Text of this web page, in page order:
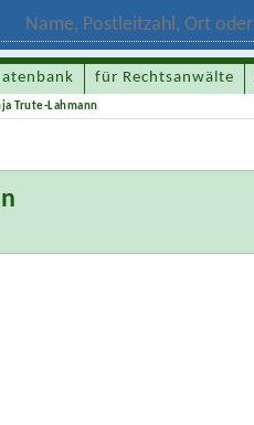
für Rechtsanwälte
Trute-Lahmann